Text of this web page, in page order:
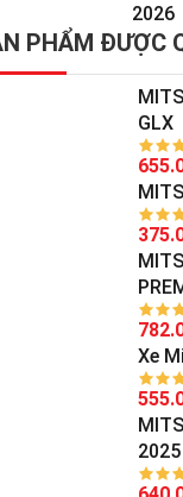
2026
PHẨM ĐƯỢC
GLX
Xe
2025